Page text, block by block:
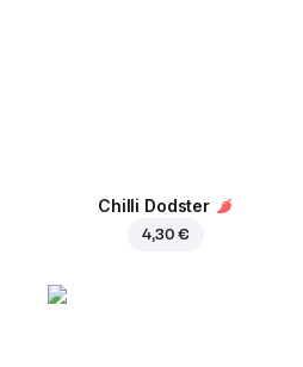
Chilli Dodster
4,30 €